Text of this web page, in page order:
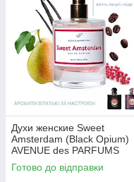
Духи женские Sweet
Amsterdam (Black Opium)
AVENUE des PARFUMS
парфюм пряні, східні
Готово до відправки